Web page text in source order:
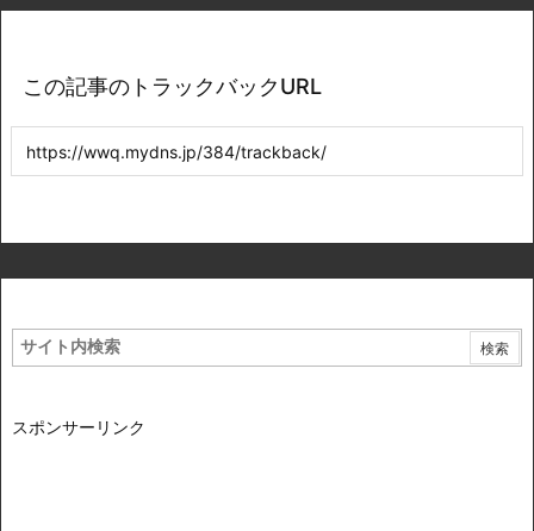
この記事のトラックバックURL
スポンサーリンク